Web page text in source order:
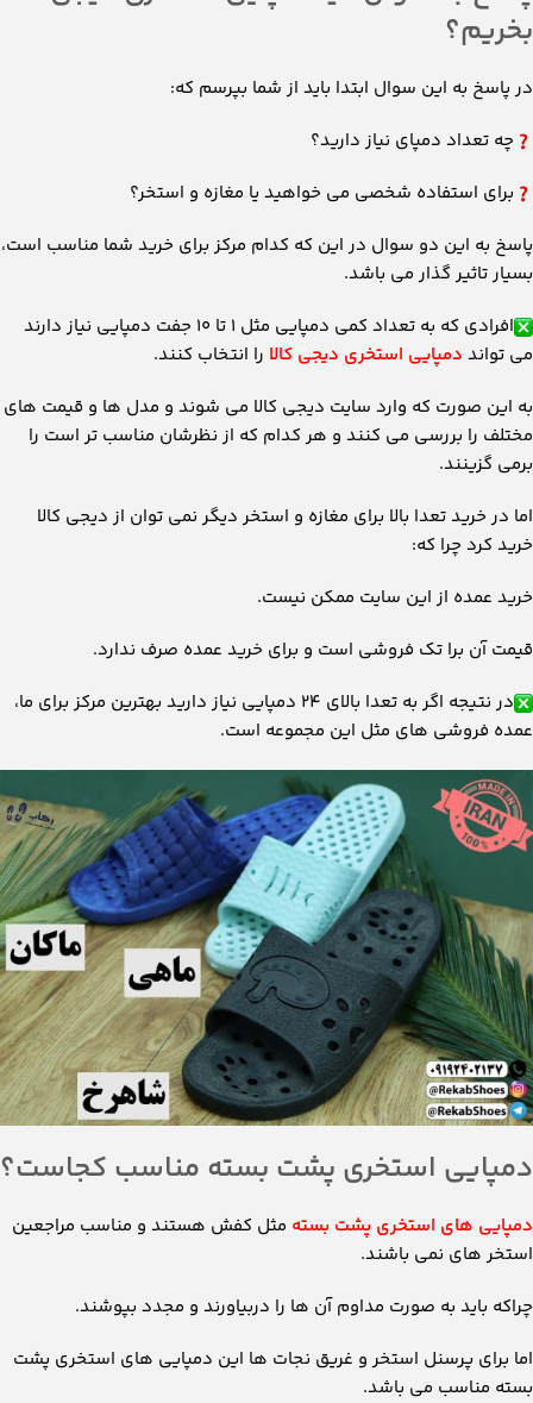
بخریم؟
در پاسخ به این سوال ابتدا باید از شما بپرسم که:
چه تعداد دمپای نیاز دارید؟
برای استفاده شخصی می خواهید یا مغازه و استخر؟
پاسخ به این دو سوال در این که کدام مرکز برای خرید شما مناسب است،
بسیار تاثیر گذار می باشد.
افرادی که به تعداد کمی دمپایی مثل ۱ تا ۱۰ جفت دمپایی نیاز دارند
می تواند دمپایی استخری دیجی کالا را انتخاب کنند.
به این صورت که وارد سایت دیجی کالا می شوند و مدل ها و قیمت های
مختلف را بررسی می کنند و هر کدام که از نظرشان مناسب تر است را
برمی گزینند.
اما در خرید تعدا بالا برای مغازه و استخر دیگر نمی توان از دیجی کالا
خرید کرد چرا که:
خرید عمده از این سایت ممکن نیست.
قیمت آن برا تک فروشی است و برای خرید عمده صرف ندارد.
در نتیجه اگر به تعدا بالای ۲۴ دمپایی نیاز دارید بهترین مرکز برای ما،
عمده فروشی های مثل این مجموعه است.
دمپایی استخری پشت بسته مناسب کجاست؟
دمپایی های استخری پشت بسته مثل کفش هستند و مناسب مراجعین
استخر های نمی باشند.
چراکه باید به صورت مداوم آن ها را دربیاورند و مجدد بپوشند.
اما برای پرسنل استخر و غریق نجات ها این دمپایی های استخری پشت
بسته مناسب می باشد.